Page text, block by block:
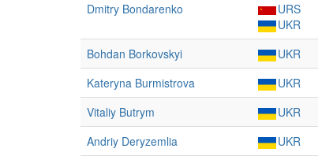
Dmitry Bondarenko
URS
UKR
Bohdan Borkovskyi UKR
Kateryna Burmistrova
UKR
Vitaliy Butrym
UKR
Andriy Deryzemlia
UKR